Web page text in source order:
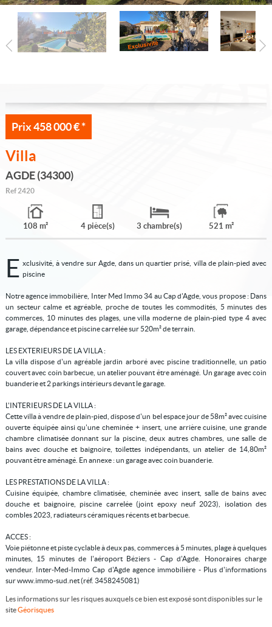
Vous recherchez
Prix458 000 €*
Villa
AGDE (34300)
Ref 2420
108 m² 4 pièce(s) 3 chambre(s) 521 m²
E xclusivité, à vendre sur Agde, dans un quartier prisé, villa de plain-pied avec
piscine
Notre agence immobilière, Inter Med Immo 34 au Cap d'Agde, vous propose : Dans
un secteur calme et agréable, proche de toutes les commodités, 5 minutes des
commerces, 10 minutes des plages, une villa moderne de plain-pied type 4 avec
garage, dépendance et piscine carrelée sur 520m² de terrain.
LES EXTERIEURS DE LA VILLA :
La villa dispose d'un agréable jardin arboré avec piscine traditionnelle, un patio
couvert avec coin barbecue, un atelier pouvant être aménagé. Un garage avec coin
buanderie et 2 parkings intérieurs devant le garage.
L'INTERIEURS DE LA VILLA :
Cette villa à vendre de plain-pied, dispose d'un bel espace jour de 58m² avec cuisine
ouverte équipée ainsi qu'une cheminée + insert, une arrière cuisine, une grande
chambre climatisée donnant sur la piscine, deux autres chambres, une salle de
bains avec douche et baignoire, toilettes indépendants, un atelier de 14,80m²
pouvant être aménagé. En annexe : un garage avec coin buanderie.
LES PRESTATIONS DE LA VILLA :
Cuisine équipée, chambre climatisée, cheminée avec insert, salle de bains avec
douche et baignoire, piscine carrelée (joint epoxy neuf 2023), isolation des
combles 2023, radiateurs céramiques récents et barbecue.
ACCES :
Voie piétonne et piste cyclable à deux pas, commerces à 5 minutes, plage à quelques
minutes, 15 minutes de l'aéroport Béziers - Cap d'Agde. Honoraires charge
vendeur. Inter-Med-Immo Cap d'Agde agence immobilière - Plus d'informations
sur www.immo-sud.net (réf. 3458245081)
Les informations sur les risques auxquels ce bien est exposé sont disponibles sur le
siteGéorisques